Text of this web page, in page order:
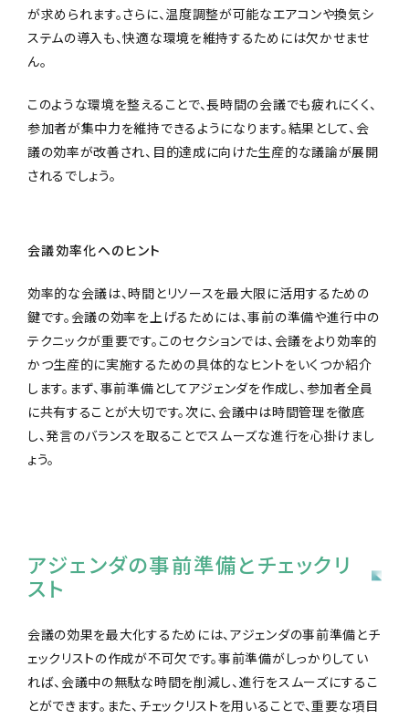
が求められます。さらに、温度調整が可能なエアコンや換気シ
ステムの導入も、快適な環境を維持するためには欠かせませ
ん。
このような環境を整えることで、長時間の会議でも疲れにくく、
参加者が集中力を維持できるようになります。結果として、会
議の効率が改善され、目的達成に向けた生産的な議論が展開
されるでしょう。
会議効率化へのヒント
効率的な会議は、時間とリソースを最大限に活用するための
鍵です。会議の効率を上げるためには、事前の準備や進行中の
テクニックが重要です。このセクションでは、会議をより効率的
かつ生産的に実施するための具体的なヒントをいくつか紹介
します。まず、事前準備としてアジェンダを作成し、参加者全員
に共有することが大切です。次に、会議中は時間管理を徹底
し、発言のバランスを取ることでスムーズな進行を心掛けまし
ょう。
アジェンダの事前準備とチェックリ
スト
会議の効果を最大化するためには、アジェンダの事前準備とチ
ェックリストの作成が不可欠です。事前準備がしっかりしてい
れば、会議中の無駄な時間を削減し、進行をスムーズにするこ
とができます。また、チェックリストを用いることで、重要な項目